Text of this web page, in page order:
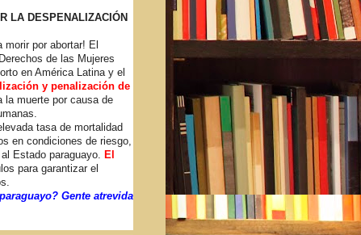
LA DESPENALIZACIÓN
por abortar! El
de las Mujeres
en América Latina y el
y penalización de
la muerte por causa de
tasa de mortalidad
en condiciones de riesgo,
al Estado paraguayo.
El
para garantizar el
Gente atrevida